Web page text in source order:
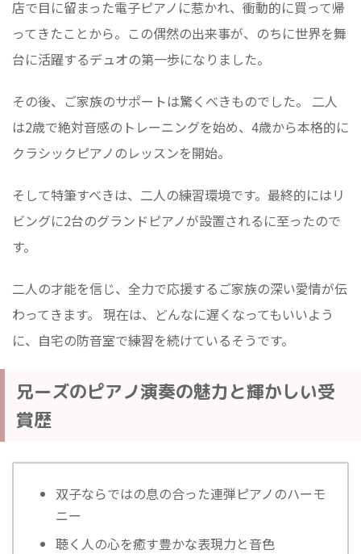
店で目に留まった電子ピアノに惹かれ、衝動的に買って帰
ってきたことから。この偶然の出来事が、のちに世界を舞
台に活躍するデュオの第一歩になりました。
その後、ご家族のサポートは驚くべきものでした。 二人
は2歳で絶対音感のトレーニングを始め、4歳から本格的に
クラシックピアノのレッスンを開始。
そして特筆すべきは、二人の練習環境です。最終的にはリ
ビングに2台のグランドピアノが設置されるに至ったので
す。
二人の才能を信じ、全力で応援するご家族の深い愛情が伝
わってきます。 現在は、どんなに遅くなってもいいよう
に、自宅の防音室で練習を続けているそうです。
兄ーズのピアノ演奏の魅力と輝かしい受
賞歴
双子ならではの息の合った連弾ピアノのハーモ
ニー
聴く人の心を癒す豊かな表現力と音色